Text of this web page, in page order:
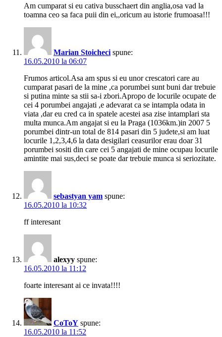
Am cumparat si eu cativa busschaert din anglia,osa vad la
toamna ceo sa faca puii din ei,,oricum au istorie frumoasa!!!
Marian Stoicheci spune:
16.05.2010 la 06:07
Frumos articol.Asa am spus si eu unor crescatori care au
cumparat pasari de la mine ,ca porumbei sunt buni dar trebuie
si putina minte sa stii sa-i zbori.Apropo de locurile ocupate de
cei 4 porumbei angajati ,e adevarat ca se intampla odata in
viata ,dar eu cred ca in spatele acestei asa zise intamplari sta
multa munca.Am angajat si eu la Praga (1036km.)in 2007 5
porumbei dintr-un total de 814 pasari din 5 judete,si am luat
locurile 1,2,3,4,6 la data desigilari ceasurilor erau doar 31
porumbei sositi din care cei 5 angajati de mine ocupau locurile
amintite mai sus,deci se poate dar trebuie munca si seriozitate.
sebastyan yam spune:
16.05.2010 la 10:32
ff interesant
alexyy spune:
16.05.2010 la 11:12
foarte interesant ai ce invata!!!!
CoToY spune:
16.05.2010 la 11:52